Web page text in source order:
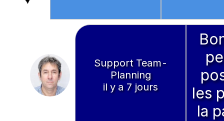
Support Team-
Planning
il y a 7 jours
les
la